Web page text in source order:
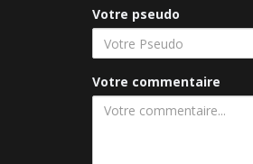
Votre pseudo
Votre commentaire